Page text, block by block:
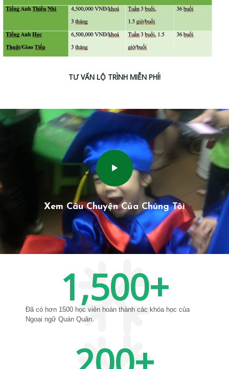
TƯ VẤN LỘ TRÌNH MIỄN PHÍ!
Xem Câu Chuyện Của Chúng Tôi
Đã có hơn 1500 học viên hoàn thành các khóa học của
Ngoại ngữ Quán Quân.
1,500+